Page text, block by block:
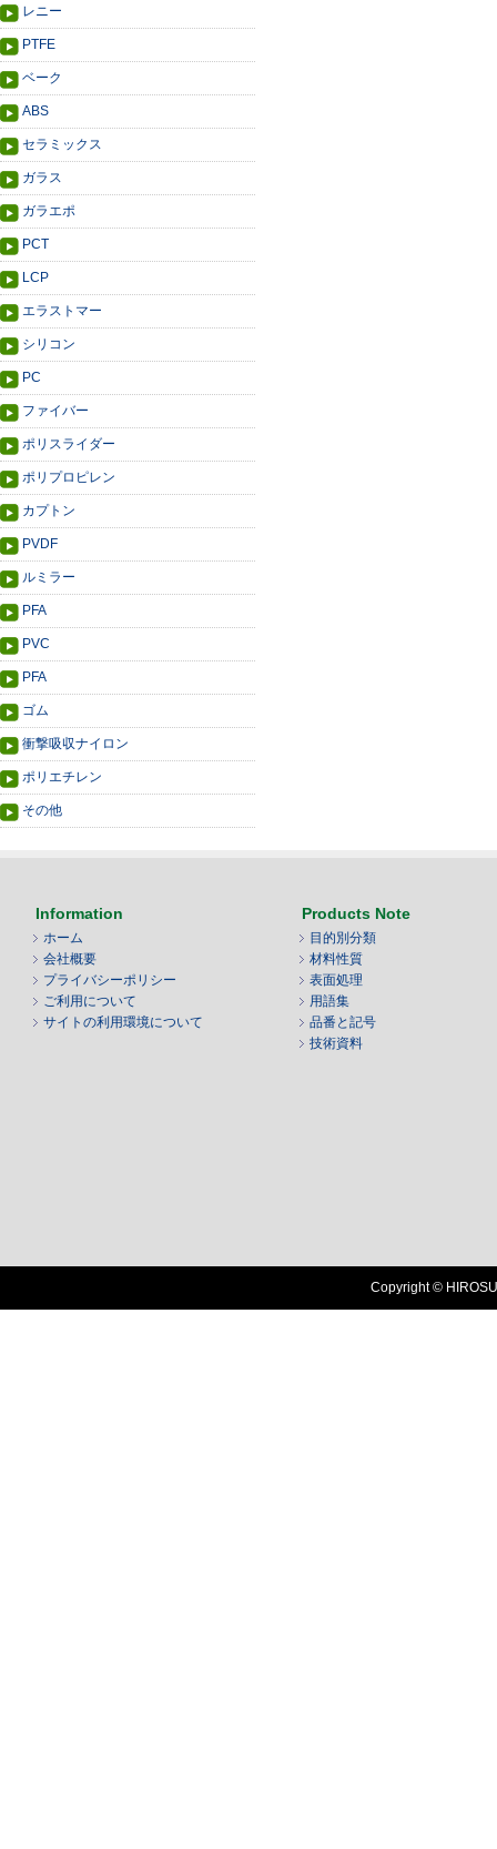
レニー
PTFE
ベーク
ABS
セラミックス
ガラス
ガラエポ
PCT
LCP
エラストマー
シリコン
PC
ファイバー
ポリスライダー
ポリプロピレン
カプトン
PVDF
ルミラー
PFA
PVC
PFA
ゴム
衝撃吸収ナイロン
ポリエチレン
その他
Information
ホーム
会社概要
プライバシーポリシー
ご利用について
サイトの利用環境について
Products Note
目的別分類
材料性質
表面処理
用語集
品番と記号
技術資料
Copyright ©